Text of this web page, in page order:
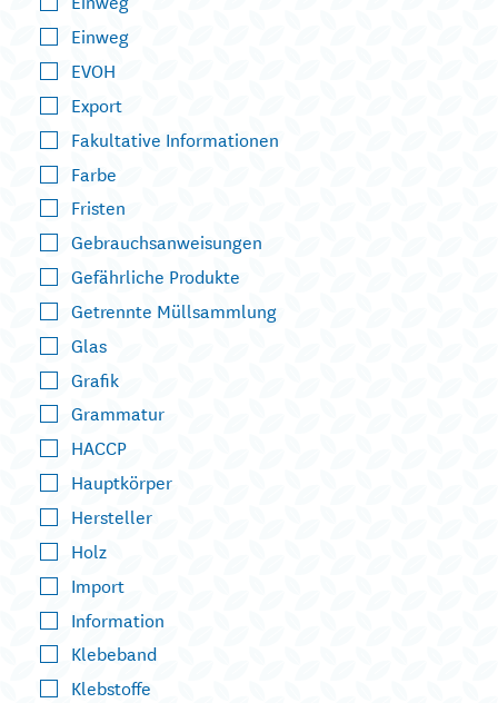
Einweg
EVOH
Export
Fakultative Informationen
Farbe
Fristen
Gebrauchsanweisungen
Gefährliche Produkte
Getrennte Müllsammlung
Glas
Grafik
Grammatur
HACCP
Hauptkörper
Hersteller
Holz
Import
Information
Klebeband
Klebstoffe